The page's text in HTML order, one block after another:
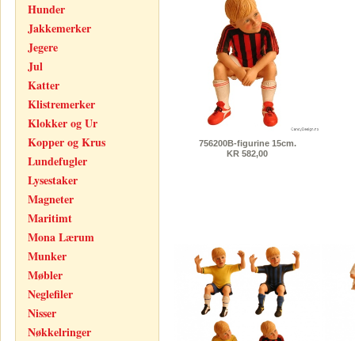
Hunder
Jakkemerker
Jegere
Jul
Katter
Klistremerker
Klokker og Ur
Kopper og Krus
Lundefugler
Lysestaker
Magneter
Maritimt
Mona Lærum
Munker
Møbler
Neglefiler
Nisser
Nøkkelringer
756200B-figurine 15cm.
KR 582,00